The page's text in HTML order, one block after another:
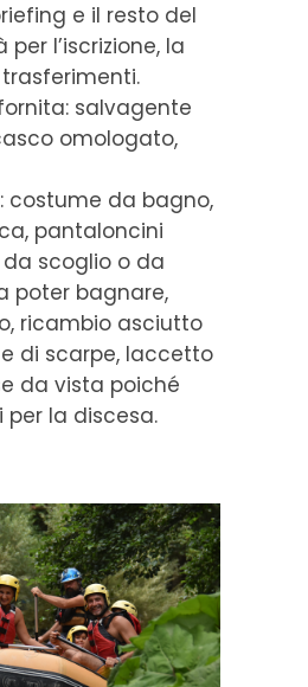
e il resto del
l’iscrizione, la
salvagente
omologato,
costume da bagno,
pantaloncini
scoglio o da
poter bagnare,
ricambio asciutto
di scarpe, laccetto
da vista poiché
per la discesa.